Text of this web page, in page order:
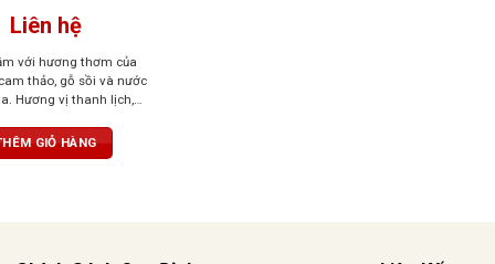
Liên hệ
với hương thơm của
thảo, gỗ sồi và nước
Hương vị thanh lịch,
mát, dư vị bền bỉ
GIỎ HÀNG